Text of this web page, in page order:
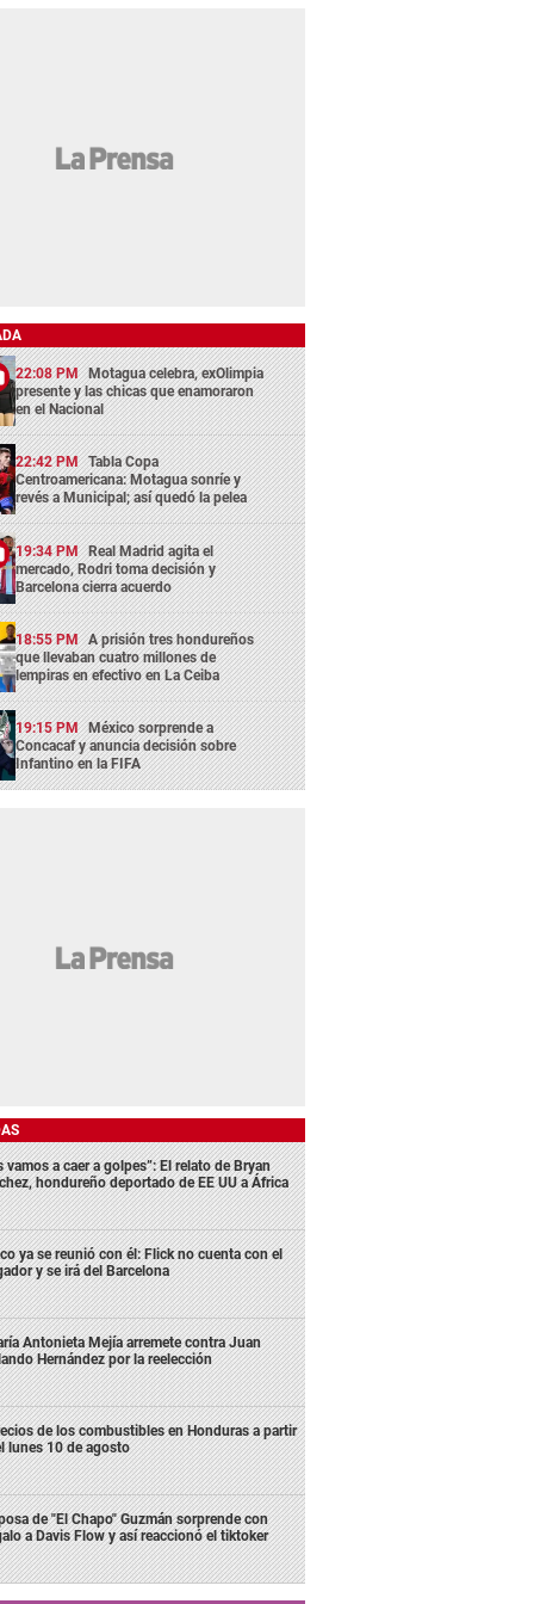
22:08 PM Motagua celebra, exOlimpia
presente y las chicas que enamoraron
en el Nacional
22:42 PM Tabla Copa
Centroamericana: Motagua sonríe y
revés a Municipal; así quedó la pelea
19:34 PM Real Madrid agita el
mercado, Rodri toma decisión y
Barcelona cierra acuerdo
18:55 PM A prisión tres hondureños
que llevaban cuatro millones de
lempiras en efectivo en La Ceiba
19:15 PM México sorprende a
Concacaf y anuncia decisión sobre
Infantino en la FIFA
vamos a caer a golpes”: El relato de Bryan
hondureño deportado de EE UU a África
ya se reunió con él: Flick no cuenta con el
y se irá del Barcelona
Antonieta Mejía arremete contra Juan
Hernández por la reelección
de los combustibles en Honduras a partir
lunes 10 de agosto
de "El Chapo" Guzmán sorprende con
a Davis Flow y así reaccionó el tiktoker